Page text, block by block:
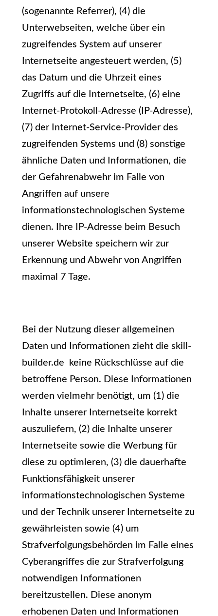
(sogenannte Referrer), (4) die
Unterwebseiten, welche über ein
zugreifendes System auf unserer
Internetseite angesteuert werden, (5)
das Datum und die Uhrzeit eines
Zugriffs auf die Internetseite, (6) eine
Internet-Protokoll-Adresse (IP-Adresse),
(7) der Internet-Service-Provider des
zugreifenden Systems und (8) sonstige
ähnliche Daten und Informationen, die
der Gefahrenabwehr im Falle von
Angriffen auf unsere
informationstechnologischen Systeme
dienen. Ihre IP-Adresse beim Besuch
unserer Website speichern wir zur
Erkennung und Abwehr von Angriffen
maximal 7 Tage.
Bei der Nutzung dieser allgemeinen
Daten und Informationen zieht die skill-
builder.de keine Rückschlüsse auf die
betroffene Person. Diese Informationen
werden vielmehr benötigt, um (1) die
Inhalte unserer Internetseite korrekt
auszuliefern, (2) die Inhalte unserer
Internetseite sowie die Werbung für
diese zu optimieren, (3) die dauerhafte
Funktionsfähigkeit unserer
informationstechnologischen Systeme
und der Technik unserer Internetseite zu
gewährleisten sowie (4) um
Strafverfolgungsbehörden im Falle eines
Cyberangriffes die zur Strafverfolgung
notwendigen Informationen
bereitzustellen. Diese anonym
erhobenen Daten und Informationen